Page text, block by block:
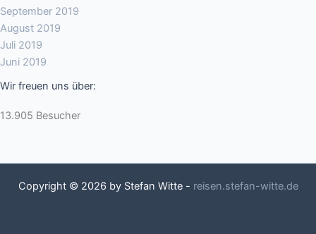
September 2019
August 2019
Juli 2019
Juni 2019
Wir freuen uns über:
13.905 Besucher
Copyright © 2026 by Stefan Witte - reisen.stefan-witte.de